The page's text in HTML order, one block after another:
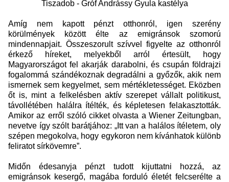
Tiszadob - Gróf Andrássy Gyula kastélya
Amíg nem kapott pénzt otthonról, igen szerény
körülmények között élte az emigránsok szomorú
mindennapjait. Összeszorult szívvel figyelte az otthonról
érkező híreket, melyekből arról értesült, hogy
Magyarországot fel akarják darabolni, és csupán földrajzi
fogalommá szándékoznak degradálni a győzők, akik nem
ismernek sem kegyelmet, sem mértékletességet. Eközben
őt is, mint a felkelésben aktív szerepet vállalt politikust,
távollétében halálra ítélték, és képletesen felakasztották.
Amikor az erről szóló cikket olvasta a Wiener Zeitungban,
nevetve így szólt barátjához: „Itt van a halálos ítéletem, oly
szépen megokolva, hogy egykoron nem kívánhatok különb
feliratot sírkövemre”.
Midőn édesanyja pénzt tudott kijuttatni hozzá, az
emigránsok kesergő, magába forduló életét felcserélte a